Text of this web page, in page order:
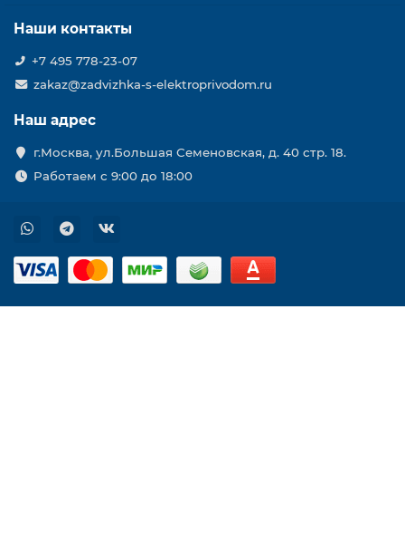
Наши контакты
+7 495 778-23-07
zakaz@zadvizhka-s-elektroprivodom.ru
Наш адрес
г.Москва, ул.Большая Семеновская, д. 40 стр. 18.
Работаем с 9:00 до 18:00